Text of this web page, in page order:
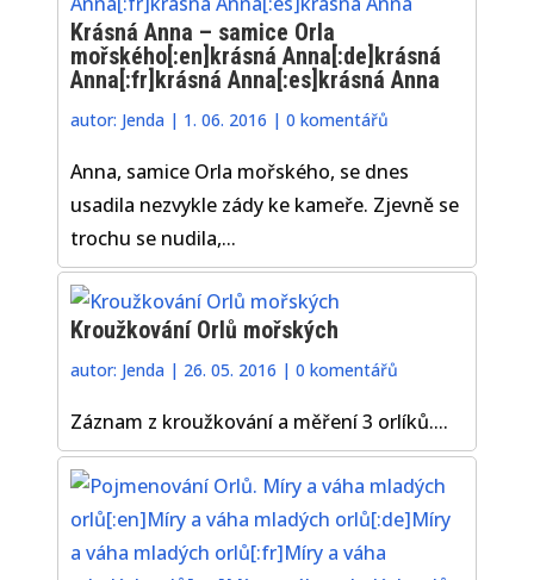
Krásná Anna – samice Orla
mořského[:en]krásná Anna[:de]krásná
Anna[:fr]krásná Anna[:es]krásná Anna
autor: Jenda | 1. 06. 2016 |0 komentářů
Anna, samice Orla mořského, se dnes
usadila nezvykle zády ke kameře. Zjevně se
trochu se nudila,...
Kroužkování Orlů mořských
autor: Jenda | 26. 05. 2016 |0 komentářů
Záznam z kroužkování a měření 3 orlíků....